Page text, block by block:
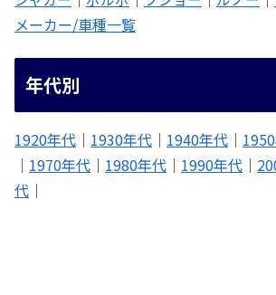
メーカー/車種一覧
年代別
1920年代 ｜ 1930年代 ｜ 1940年代 ｜
｜ 1970年代 ｜ 1980年代 ｜ 1990年代 ｜
代 ｜